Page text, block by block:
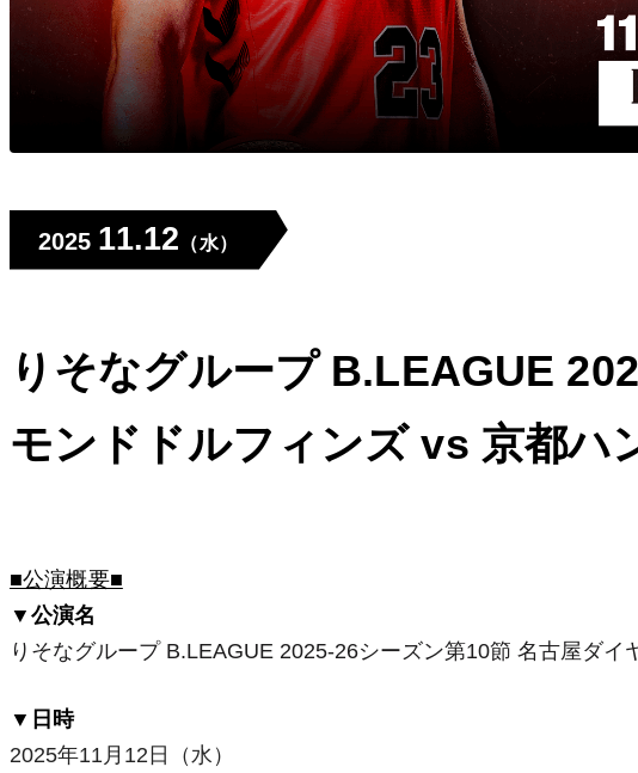
2025 11.12 （水）
りそなグループ B.LEAGUE
モンドドルフィンズ vs 京都ハ
■公演概要■
▼公演名
りそなグループ B.LEAGUE 2025-26シーズン第10節 名古屋ダ
▼日時
2025年11 月12日（水）